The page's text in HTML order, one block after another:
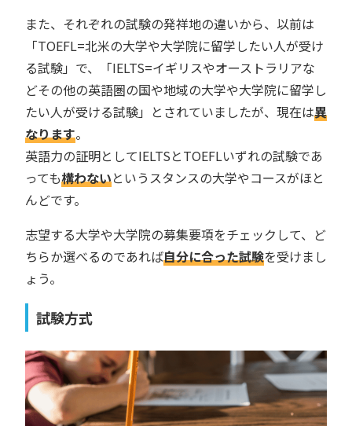
また、それぞれの試験の発祥地の違いから、以前は
「TOEFL=北米の大学や大学院に留学したい人が受け
る試験」で、「IELTS=イギリスやオーストラリアな
どその他の英語圏の国や地域の大学や大学院に留学し
たい人が受ける試験」とされていましたが、現在は異
なります。
英語力の証明としてIELTSとTOEFLいずれの試験であ
っても構わないというスタンスの大学やコースがほと
んどです。
志望する大学や大学院の募集要項をチェックして、ど
ちらか選べるのであれば自分に合った試験を受けまし
ょう。
試験方式